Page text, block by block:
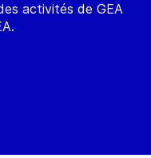
activités de GEA